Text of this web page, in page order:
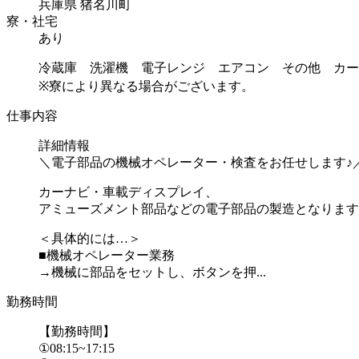
兵庫県 猪名川町
寮・社宅
あり
冷蔵庫 洗濯機 電子レンジ エアコン その他 カー
※寮により異なる場合がございます。
仕事内容
詳細情報
＼電子部品の機械オペレーター・検査をお任せします♪
カーナビ・車載ディスプレイ、
アミューズメント部品などの電子部品の製造となります
＜具体的には…＞
■機械オペレーター業務
→機械に部品をセットし、ボタンを押...
勤務時間
【勤務時間】
①08:15~17:15